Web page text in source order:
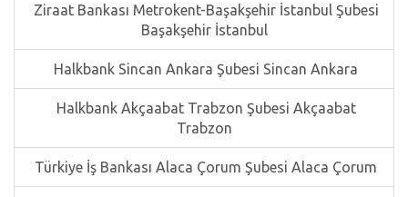
Ziraat Bankası Metrokent-Başakşehir İstanbul Şubesi
Başakşehir İstanbul
Halkbank Sincan Ankara Şubesi Sincan Ankara
Halkbank Akçaabat Trabzon Şubesi Akçaabat
Trabzon
Türkiye İş Bankası Alaca Çorum Şubesi Alaca Çorum